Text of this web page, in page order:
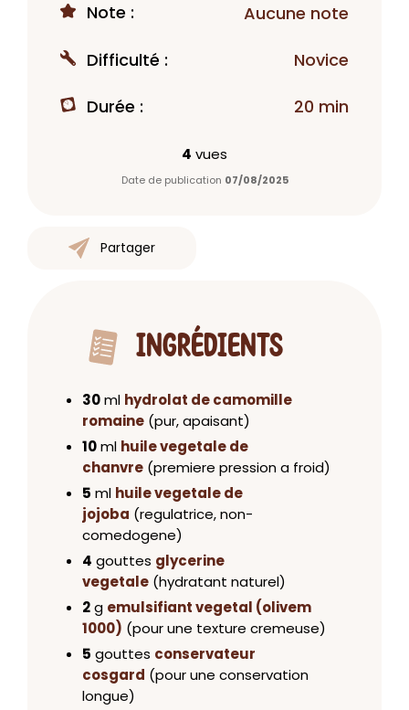
Note : Aucune note
Difficulté : Novice
Durée : 20 min
4 vues
Date de publication 07/08/2025
Partager
INGRÉDIENTS
30ml hydrolat de camomille
romaine (pur, apaisant)
10ml huile vegetale de
chanvre (premiere pression a froid)
5 ml huile vegetale de
jojoba (regulatrice, non-
comedogene)
4 gouttes glycerine
vegetale (hydratant naturel)
2g emulsifiant vegetal (olivem
1000) (pour une texture cremeuse)
5 gouttes conservateur
cosgard (pour une conservation
longue)